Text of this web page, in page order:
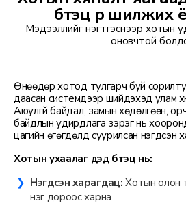
бүтэц рүү шилжих
Мэдээллийг нэгтгэснээр хотын
оновчтой
Өнөөдөр хотод тулгарч буй
даасан системүүдээр шийдэхэд улам
Аюулгүй байдал, замын хөдөлгөөн,
байдлын удирдлага зэрэг нь
цагийн өгөгдөлд суурилсан нэгдсэн
Хотын ухаалаг дэд бүтэц нь:
Нэгдсэн харагдац: Хотын олон
нэг дороос харна